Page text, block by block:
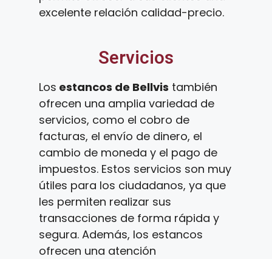
excelente relación calidad-precio.
Servicios
Los estancos de Bellvis también
ofrecen una amplia variedad de
servicios, como el cobro de
facturas, el envío de dinero, el
cambio de moneda y el pago de
impuestos. Estos servicios son muy
útiles para los ciudadanos, ya que
les permiten realizar sus
transacciones de forma rápida y
segura. Además, los estancos
ofrecen una atención